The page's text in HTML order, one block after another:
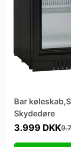
Bar
Skydedøre
3.999 DKK